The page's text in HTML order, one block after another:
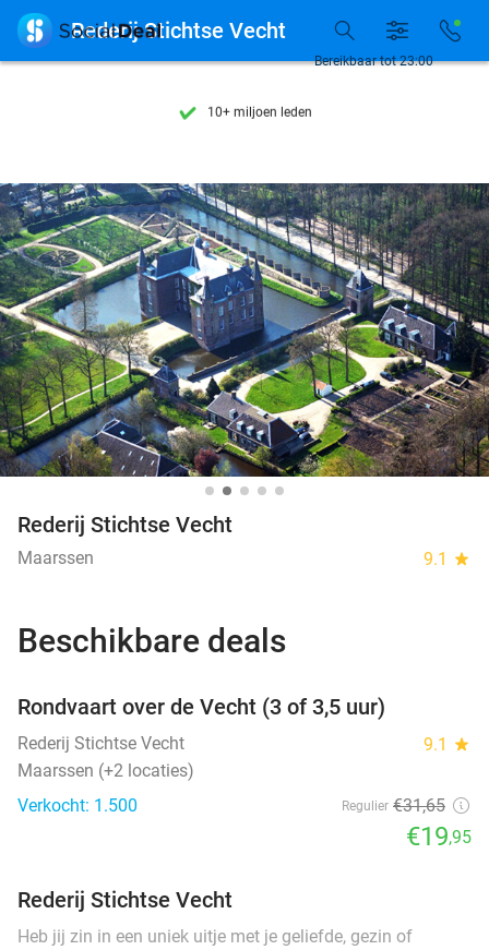
7 dagen per week beschikbaar
7 dagen per week beschikbaar
10+ miljoen leden
Bereikbaar tot 23:00
 Rederij Stichtse Vecht
Rederij Stichtse Vecht
Maarssen 9.1 star
Beschikbare deals
OUT
Rondvaart over de Vecht (3 of 3,5 uur)
Rederij Stichtse Vecht 9.1 star
Maarssen (+2 locaties)
Verkocht: 1.500
Regulier €31,65
€19,95
Rederij Stichtse Vecht
Heb jij zin in een uniek uitje met je geliefde, gezin of